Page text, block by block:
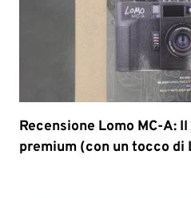
Recensione Lomo MC-A:
premium (con un tocco di